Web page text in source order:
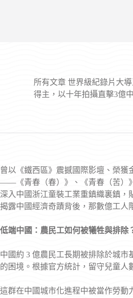
所有文章 世界級紀錄片大
得主，以十年拍攝直擊3億
曾以《鐵西區》震撼國際影壇、榮
——《青春（春）》、《青春（苦）
深入中國浙江童裝工業重鎮織裏鎮，
揭露中國經濟奇蹟背後，那數億工人
低端中國：農民工如何被犧牲與排除
中國約 3 億農民工長期被排除於城
的困境。根據官方統計，留守兒童人
這群在中國城市化進程中被當作勞動